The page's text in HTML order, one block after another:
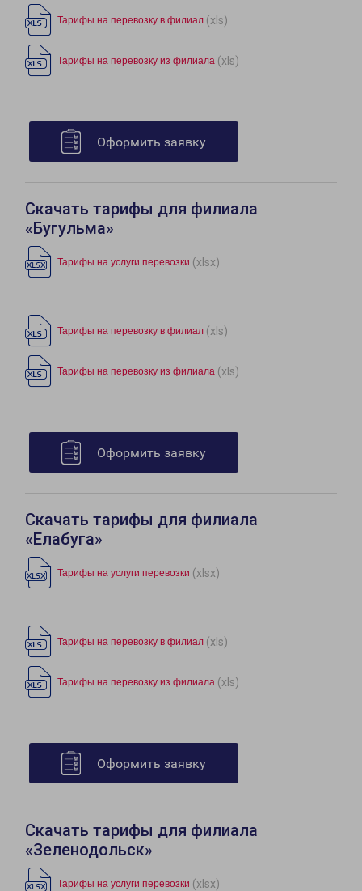
Тарифы на перевозку в филиал (xls)
Тарифы на перевозку из филиала (xls)
Оформить заявку
Скачать тарифы для филиала
«Бугульма»
Тарифы на услуги перевозки (xlsx)
Тарифы на перевозку в филиал (xls)
Тарифы на перевозку из филиала (xls)
Оформить заявку
Скачать тарифы для филиала
«Елабуга»
Тарифы на услуги перевозки (xlsx)
Тарифы на перевозку в филиал (xls)
Тарифы на перевозку из филиала (xls)
Оформить заявку
Скачать тарифы для филиала
«Зеленодольск»
Тарифы на услуги перевозки (xlsx)